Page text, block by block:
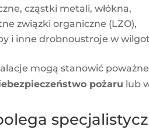
cząstki metali, włókna,
związki organiczne (LZO),
i inne drobnoustroje w
mogą stanowić
pożaru lub